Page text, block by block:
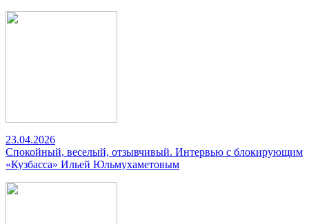
23.04.2026
Спокойный, веселый, отзывчивый. Интервью с блокирующим
«Кузбасса» Ильей Юльмухаметовым